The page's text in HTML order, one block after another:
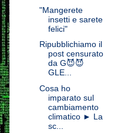
"Mangerete
insetti e sarete
felici"
Ripubblichiamo il
post censurato
da G😈😈
GLE...
Cosa ho
imparato sul
cambiamento
climatico ► La
sc...